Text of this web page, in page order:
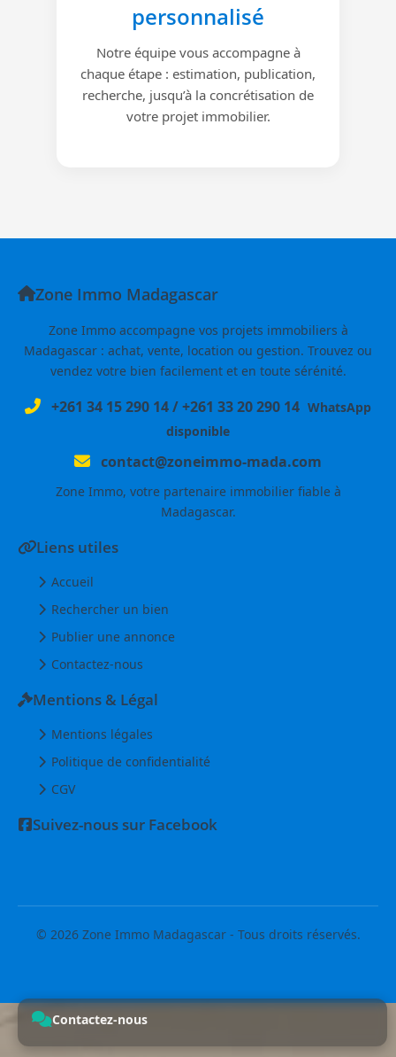
personnalisé
Notre équipe vous accompagne à
chaque étape : estimation, publication,
recherche, jusqu’à la concrétisation de
votre projet immobilier.
Zone Immo Madagascar
Zone Immo accompagne vos projets immobiliers à
Madagascar : achat, vente, location ou gestion. Trouvez ou
vendez votre bien facilement et en toute sérénité.
+261 34 15 290 14/+261 33 20 290 14 WhatsApp
disponible
contact@zoneimmo-mada.com
Zone Immo, votre partenaire immobilier fiable à
Madagascar.
Liens utiles
Accueil
Rechercher un bien
Publier une annonce
Contactez-nous
Mentions & Légal
Mentions légales
Politique de confidentialité
CGV
Suivez-nous sur Facebook
© 2026 Zone Immo Madagascar - Tous droits réservés.
Contactez-nous